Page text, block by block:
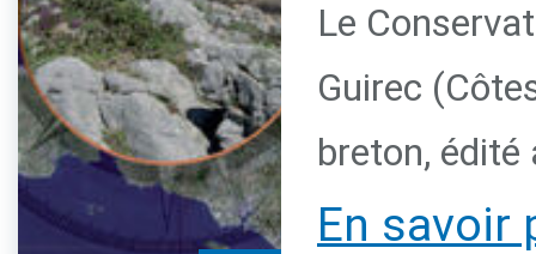
Le
Guirec
breton, édité
En savoir